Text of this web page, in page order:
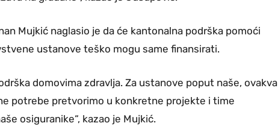
Mujkić naglasio je da će kantonalna podrška pomoći
ustanove teško mogu same finansirati.
domovima zdravlja. Za ustanove poput naše, ovakva
potrebe pretvorimo u konkretne projekte i time
osiguranike“, kazao je Mujkić.